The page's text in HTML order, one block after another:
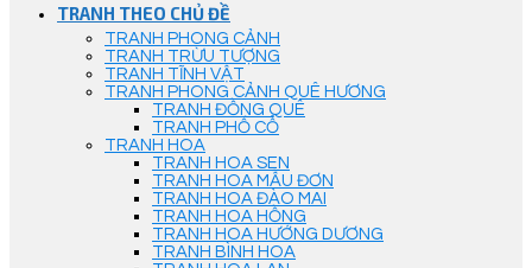
TRANH THEO CHỦ ĐỀ
TRANH PHONG CẢNH
TRANH TRỪU TƯỢNG
TRANH TĨNH VẬT
TRANH PHONG CẢNH QUÊ HƯƠNG
TRANH ĐỒNG QUÊ
TRANH PHỐ CỔ
TRANH HOA
TRANH HOA SEN
TRANH HOA MẪU ĐƠN
TRANH HOA ĐÀO MAI
TRANH HOA HỒNG
TRANH HOA HƯỚNG DƯƠNG
TRANH BÌNH HOA